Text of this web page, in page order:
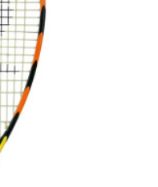
ット+ギフトバッグと
することができま
す。